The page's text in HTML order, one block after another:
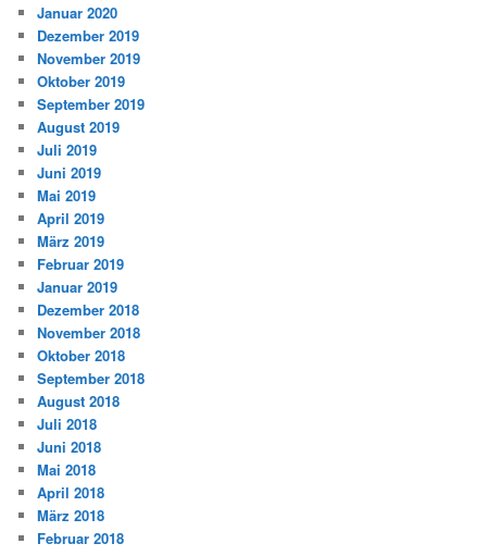
Januar 2020
Dezember 2019
November 2019
Oktober 2019
September 2019
August 2019
Juli 2019
Juni 2019
Mai 2019
April 2019
März 2019
Februar 2019
Januar 2019
Dezember 2018
November 2018
Oktober 2018
September 2018
August 2018
Juli 2018
Juni 2018
Mai 2018
April 2018
März 2018
Februar 2018